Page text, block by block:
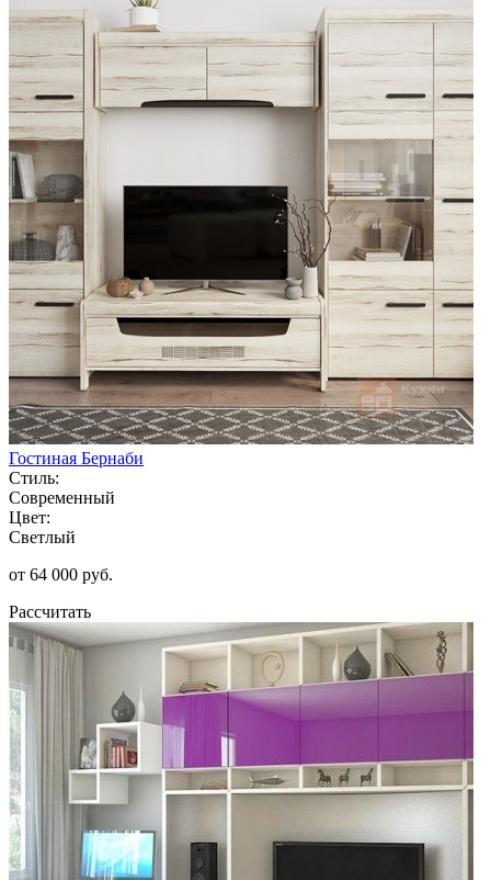
Гостиная Бернаби
Стиль:
Современный
Цвет:
Светлый
от 64 000 руб.
Рассчитать